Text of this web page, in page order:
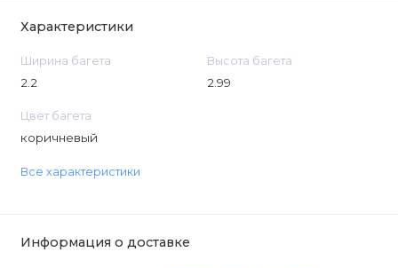
Характеристики
Ширина багета
2.2
Высота багета
2.99
Цвет багета
коричневый
Все характеристики
Информация о доставке